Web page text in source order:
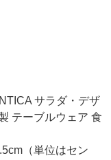
サラダ・デザ
テーブルウェア 食
（単位はセン